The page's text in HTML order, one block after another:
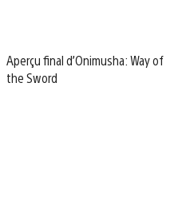
Aperçu final d’Onimusha: Way of
the Sword